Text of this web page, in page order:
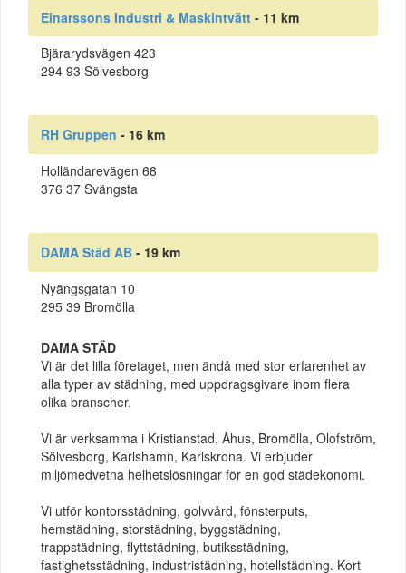
Einarssons Industri & Maskintvätt - 11 km
Bjärarydsvägen 423
294 93 Sölvesborg
RH Gruppen - 16 km
Holländarevägen 68
376 37 Svängsta
DAMA Städ AB - 19 km
Nyängsgatan 10
295 39 Bromölla
DAMA STÄD
Vi är det lilla företaget, men ändå med stor erfarenhet av
alla typer av städning, med uppdragsgivare inom flera
olika branscher.
Vi är verksamma i Kristianstad, Åhus, Bromölla, Olofström,
Sölvesborg, Karlshamn, Karlskrona. Vi erbjuder
miljömedvetna helhetslösningar för en god städekonomi.
Vi utför kontorsstädning, golvvård, fönsterputs,
hemstädning, storstädning, byggstädning,
trappstädning, flyttstädning, butiksstädning,
fastighetsstädning, industristädning, hotellstädning. Kort